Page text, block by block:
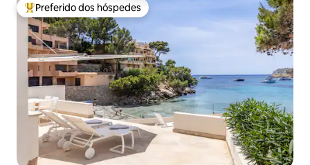
Entre os melhores preferidos dos hóspedes
Preferido dos hóspedes